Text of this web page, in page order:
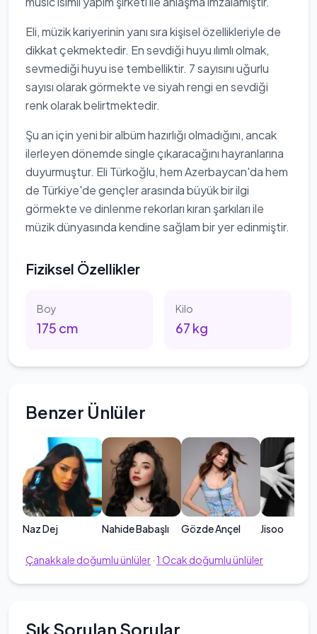
Eli, müzik kariyerinin yanı sıra kişisel özellikleriyle de
dikkat çekmektedir. En sevdiği huyu ılımlı olmak,
sevmediği huyu ise tembelliktir. 7 sayısını uğurlu
sayısı olarak görmekte ve siyah rengi en sevdiği
renk olarak belirtmektedir.
Şu an için yeni bir albüm hazırlığı olmadığını, ancak
ilerleyen dönemde single çıkaracağını hayranlarına
duyurmuştur. Eli Türkoğlu, hem Azerbaycan'da hem
de Türkiye'de gençler arasında büyük bir ilgi
görmekte ve dinlenme rekorları kıran şarkıları ile
müzik dünyasında kendine sağlam bir yer edinmiştir.
Fiziksel Özellikler
Boy
175 cm
Kilo
67 kg
Benzer Ünlüler
Naz Dej Nahide Babaşlı Gözde Ançel Jisoo
Çanakkale doğumlu ünlüler· 1 Ocak doğumlu ünlüler
Sık Sorulan Sorular